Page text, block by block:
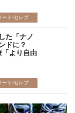
ート/セレブ
た「ナノ
ドに？
「より自由
ート/セレブ